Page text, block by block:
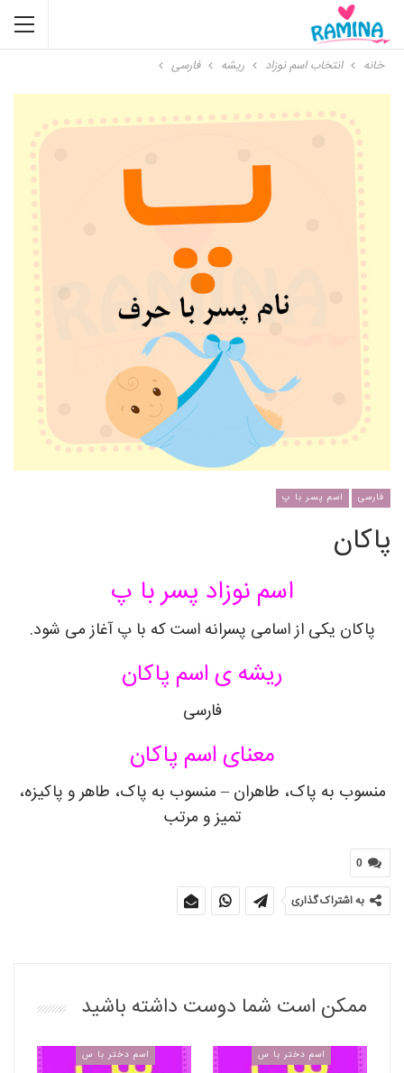
خانه انتخاب اسم نوزاد ریشه فارسی
فارسی اسم پسر با پ
پاکان
اسم نوزاد پسر با پ
پاکان یکی از اسامی پسرانه است که با پ آغاز می شود.
ریشه ی اسم پاکان
فارسی
معنای اسم پاکان
منسوب به پاک، طاهران – منسوب به پاک، طاهر و پاکیزه،
تمیز و مرتب
0
به اشتراک گذاری
ممکن است شما دوست داشته باشید
اسم دختر با س اسم دختر با س